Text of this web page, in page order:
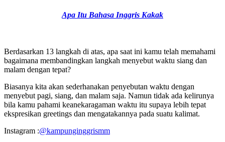
Apa Itu Bahasa Inggris Kakak
Berdasarkan 13 langkah di atas, apa saat ini kamu telah memahami
bagaimana membandingkan langkah menyebut waktu siang dan
malam dengan tepat?
Biasanya kita akan sederhanakan penyebutan waktu dengan
menyebut pagi, siang, dan malam saja. Namun tidak ada kelirunya
bila kamu pahami keanekaragaman waktu itu supaya lebih tepat
ekspresikan greetings dan mengatakannya pada suatu kalimat.
Instagram :@kampunginggrismm